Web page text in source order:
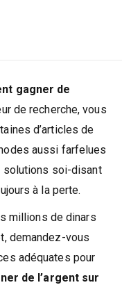
gagner de
de recherche, vous
d’articles de
aussi farfelues
solutions soi-disant
à la perte.
millions de dinars
demandez-vous
adéquates pour
de l’argent sur